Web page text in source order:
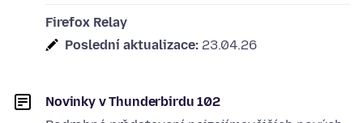
Firefox Relay
Poslední aktualizace: 23.04.26
Novinky v Thunderbirdu 102